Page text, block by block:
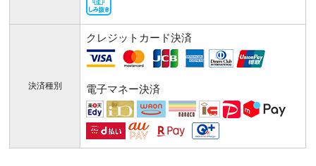
決済種別
クレジットカード決済
電子マネー決済